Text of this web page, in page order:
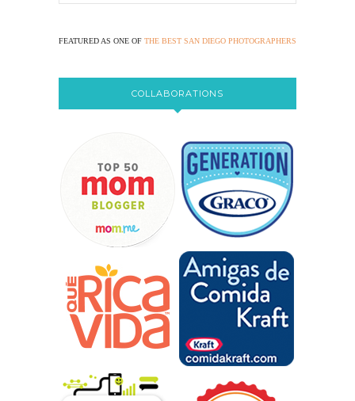
FEATURED AS ONE OF THE BEST SAN DIEGO PHOTOGRAPHERS
COLLABORATIONS